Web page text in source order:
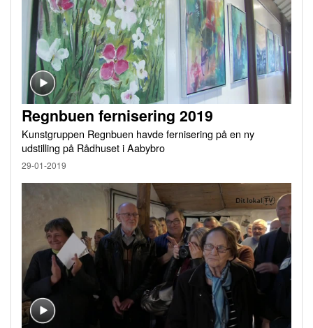
Regnbuen fernisering 2019
Kunstgruppen Regnbuen havde fernisering på en ny
udstilling på Rådhuset i Aabybro
29-01-2019